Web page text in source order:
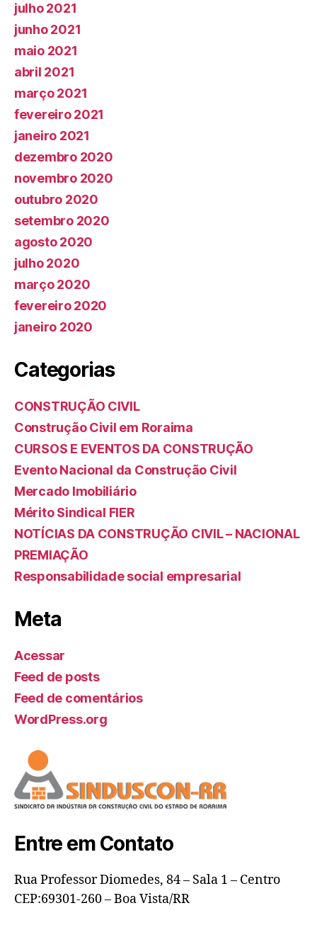
julho 2021
junho 2021
maio 2021
abril 2021
março 2021
fevereiro 2021
janeiro 2021
dezembro 2020
novembro 2020
outubro 2020
setembro 2020
agosto 2020
julho 2020
março 2020
fevereiro 2020
janeiro 2020
Categorias
CONSTRUÇÃO CIVIL
Construção Civil em Roraima
CURSOS E EVENTOS DA CONSTRUÇÃO
Evento Nacional da Construção Civil
Mercado Imobiliário
Mérito Sindical FIER
NOTÍCIAS DA CONSTRUÇÃO CIVIL – NACIONAL
PREMIAÇÃO
Responsabilidade social empresarial
Meta
Acessar
Feed de posts
Feed de comentários
WordPress.org
Entre em Contato
Rua Professor Diomedes, 84 – Sala 1 – Centro
CEP:69301-260 – Boa Vista/RR